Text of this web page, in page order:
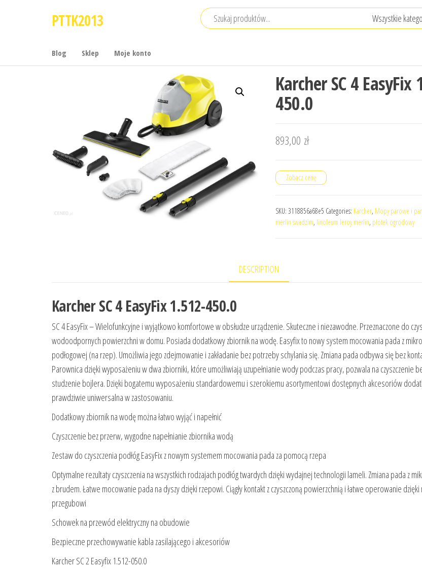
PTTK2013
Blog Sklep Moje konto
Karcher SC 4 EasyFix
450.0
893,00 zł
Zobacz cenę
SKU: 3118856a68e5 Categories: Karcher, Mopy parowe i
merlin swadzim, linoleum leroy merlin, płotek ogrodowy
DESCRIPTION
Karcher SC 4 EasyFix 1.512-450.0
SC 4 EasyFix – Wielofunkcyjne i wyjątkowo komfortowe w obsłudze urządzenie. Skuteczne i niezawodne. Przeznaczone do
wodoodpornych powierzchni w domu. Posiada dodatkowy zbiornik na wodę. Easyfix to nowy system mocowania pada z
podłogowej (na rzep). Umożliwia jego zdejmowanie i zakładanie bez potrzeby schylania się. Zmiana pada odbywa się bez
Parownica dzięki wyposażeniu w dwa zbiorniki, które umożliwiają uzupełnianie wody podczas pracy, pozwala na czyszczenie
studzenie bojlera. Dzięki bogatemu wyposażeniu standardowemu i szerokiemu asortymentowi dostępnych akcesoriów
prawdziwie uniwersalna w zastosowaniu.
Dodatkowy zbiornik na wodę można łatwo wyjąć i napełnić
Czyszczenie bez przerw, wygodne napełnianie zbiornika wodą
Zestaw do czyszczenia podłóg EasyFix z nowym systemem mocowania pada za pomocą rzepa
Optymalne rezultaty czyszczenia na wszystkich rodzajach podłóg twardych dzięki wydajnej technologii lameli. Zmiana pada z
z brudem. Łatwe mocowanie pada na dyszy dzięki rzepowi. Ciągły kontakt z czyszczoną powierzchnią i łatwe operowanie
przegubowi
Schowek na przewód elektryczny na obudowie
Bezpieczne przechowywanie kabla zasilającego i akcesoriów
Karcher SC 2 Easyfix 1.512-050.0